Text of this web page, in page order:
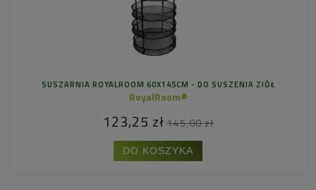
SUSZARNIA ROYALROOM 60X145CM - DO SUSZENIA ZIÓŁ
RoyalRoom®
123,25 zł 145,00 zł
DO KOSZYKA